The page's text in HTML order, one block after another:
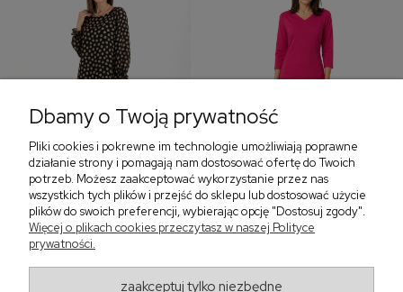
Sukienka z falbaną i
bufiastym rękawem w
Sukienka z dekoltem w
299,00 zł
‹
Dbamy o Twoją prywatność
Pliki cookies i pokrewne im technologie umożliwiają poprawne
działanie strony i pomagają nam dostosować ofertę do Twoich
potrzeb. Możesz zaakceptować wykorzystanie przez nas
wszystkich tych plików i przejść do sklepu lub dostosować użycie
plików do swoich preferencji, wybierając opcję "Dostosuj zgody".
Więcej o plikach cookies przeczytasz w naszej Polityce
prywatności.
zaakceptuj tylko niezbędne